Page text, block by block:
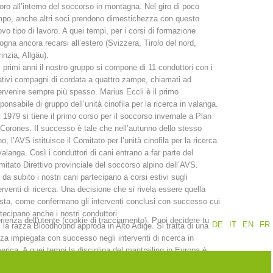
Contatti
Rapporti annuali
Formazione
Prevenzione PEER
all’interno del soccorso in montagna. Nel giro di poco
anche altri soci prendono dimestichezza con questo
tipo di lavoro. A quei tempi, per i corsi di formazione
ancora recarsi all’estero (Svizzera, Tirolo del nord,
Allgäu).
primi anni il nostro gruppo si compone di 11 conduttori con i
compagni di cordata a quattro zampe, chiamati ad
sempre più spesso. Marius Eccli è il primo
di gruppo dell’unità cinofila per la ricerca in valanga.
1979 si tiene il primo corso per il soccorso invernale a Plan
Il successo è tale che nell’autunno dello stesso
l’AVS istituisce il Comitato per l’unità cinofila per la ricerca
Così i conduttori di cani entrano a far parte del
Direttivo provinciale del soccorso alpino dell’AVS.
da subito i nostri cani partecipano a corsi estivi sugli
di ricerca. Una decisione che si rivela essere quella
come confermano gli interventi conclusi con successo cui
anche i nostri conduttori.
la razza Bloodhound approda in Alto Adige. Si tratta di una
impiegata con successo negli interventi di ricerca in
A quei tempi la disciplina del mantrailing in Europa è
DE
IT EN FR
dell'utente (cookie di tracciamento). Puoi decidere tu